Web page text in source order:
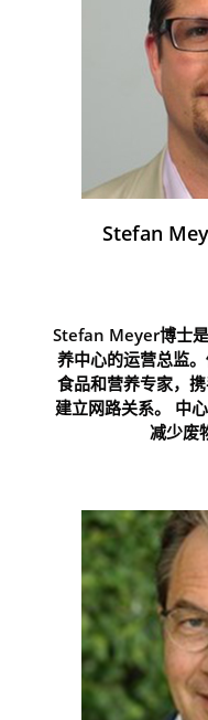
Stefan
Stefan Meyer博士
养中心的运营总监
食品和营养专家，
建立网路关系。 中
减少废